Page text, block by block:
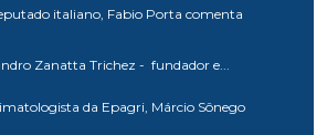
italiano, Fabio Porta comenta
Zanatta Trichez - fundador e...
da Epagri, Márcio Sônego